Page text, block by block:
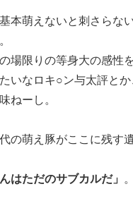
本萌えないと刺さらな
場限りの等身大の感性
いなロキ○ン与太評と
ねーし。
の萌え豚がここに残す
はただのサブカルだ」 。